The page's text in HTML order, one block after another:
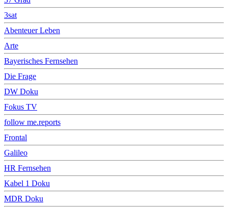
3sat
Abenteuer Leben
Arte
Bayerisches Fernsehen
Die Frage
DW Doku
Fokus TV
follow me.reports
Frontal
Galileo
HR Fernsehen
Kabel 1 Doku
MDR Doku